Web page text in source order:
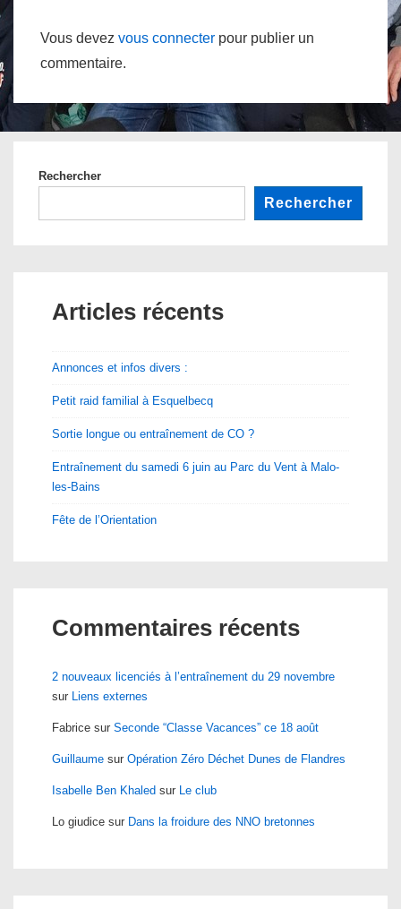
Vous devez vous connecter pour publier un
commentaire.
Rechercher
Rechercher
Articles récents
Annonces et infos divers :
Petit raid familial à Esquelbecq
Sortie longue ou entraînement de CO ?
Entraînement du samedi 6 juin au Parc du Vent à Malo-
les-Bains
Fête de l’Orientation
Commentaires récents
2 nouveaux licenciés à l’entraînement du 29 novembre
sur Liens externes
Fabrice sur Seconde “Classe Vacances” ce 18 août
Guillaume sur Opération Zéro Déchet Dunes de Flandres
Isabelle Ben Khaled sur Le club
Lo giudice sur Dans la froidure des NNO bretonnes